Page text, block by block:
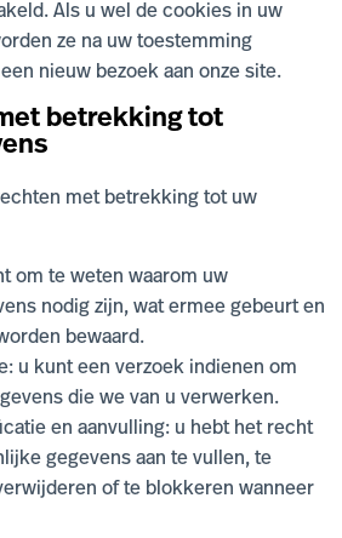
Als u wel de cookies in uw
ze na uw toestemming
nieuw bezoek aan onze site.
betrekking tot
met betrekking tot uw
om te weten waarom uw
nodig zijn, wat ermee gebeurt en
bewaard.
u kunt een verzoek indienen om
die we van u verwerken.
en aanvulling: u hebt het recht
gegevens aan te vullen, te
of te blokkeren wanneer